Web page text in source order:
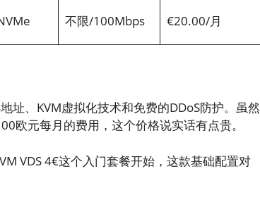
不限/100Mbps €20.00/月
址、KVM虚拟化技术和免费的DDoS防护。虽然
欧元每月的费用，这个价格说实话有点贵。
VDS 4€这个入门套餐开始，这款基础配置对